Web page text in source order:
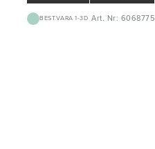
BEST.VARA 1-3D Art. Nr: 6068775